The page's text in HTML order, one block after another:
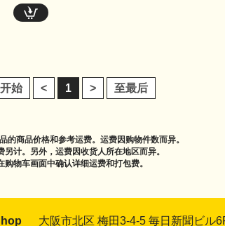
始 < 1 > 至最后
的商品价格和参考运费。运费因购物件数而异。
计。另外，运费因收货人所在地区而异。
购物车画面中确认详细运费和打包费。
大阪市北区 梅田3-4-5 毎日新聞ビル